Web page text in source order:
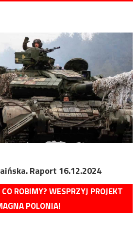
Raport 16.12.2024
ROBIMY? WESPRZYJ PROJEKT
POLONIA!